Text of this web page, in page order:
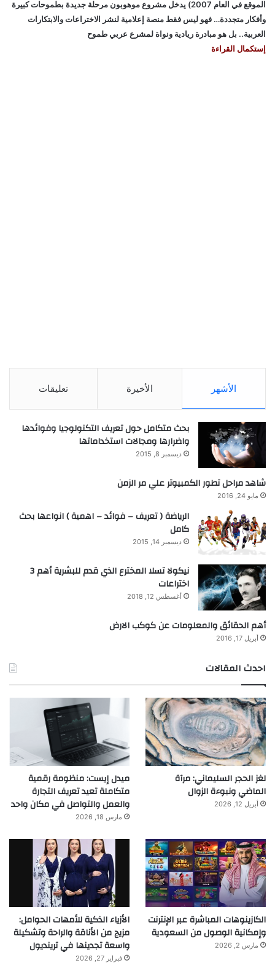
الموقع في العام 2007) يدخل مشروع موهوبون مرحلة جديدة بطموحات كبيرة
وأفكار متجددة… فهو ليس فقط منصة إعلامية لنشر الاختراعات والابتكارات
العربية.. بل هو مبادرة ريادية ونواة لمشرع عربي طموح
إستكمال القراءة
الأشهر الأخيرة تعليقات
بحث متكامل حول تعريف التكنولوجيا وفوائدها
واضرارها ومجالات استخداماتها
ديسمبر 8, 2015
شاهد مراحل تطور الكمبيوتر علي مر الزمن
مايو 24, 2016
الرياضة ( تعريف – فوائد – اهمية ) انواعها بحث
كامل
ديسمبر 14, 2015
نيكولا تسلا المخترع الذي قدم للبشرية أهم 3
اختراعات
أغسطس 12, 2018
أهم الحقائق والمعلومات عن كوكب الارض
أبريل 17, 2016
احدث المقالات
لغز الحجر السليماني: مرآة
الماضي ونبوءة الزوال
أبريل 12, 2026
ميدل إيست: منظومة رقمية
متكاملة تعيد تعريف التجارة
والعمل والتواصل في مكان واحد
مارس 18, 2026
الكازينوهات المباشرة عبر الإنترنت
وإمكانية الوصول من السعودية
مارس 2, 2026
الأزياء الذكية للأمهات الحوامل:
مزيج من الأناقة والراحة وتشكيلة
واسعة تجدينها في ترينديول
فبراير 27, 2026